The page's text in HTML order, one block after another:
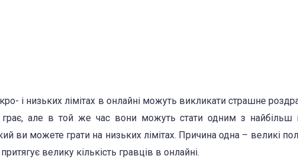
і низьких лімітах в онлайні можуть викликати страшне
грає, але в той же час вони можуть стати одним з найбільш
ви можете грати на низьких лімітах. Причина одна – великі
велику кількість гравців в онлайні.